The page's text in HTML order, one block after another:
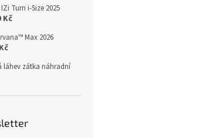
IZi Turn i-Size 2025
Kč
Max 2026
láhev zátka náhradní